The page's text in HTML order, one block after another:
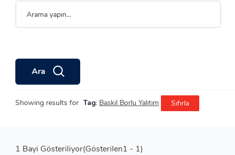
Ara
Showing results for Tag: Baskil Borlu Yalıtım Sıfırla
1 Bayi Gösteriliyor(Gösterilen1 - 1)